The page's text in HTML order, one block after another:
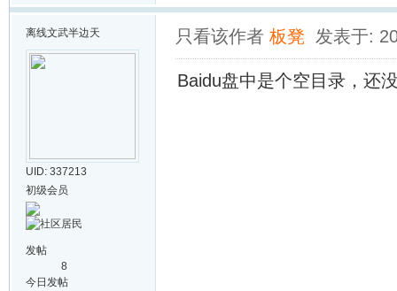
离线文武半边天
UID: 337213
初级会员
发帖
8
今日发帖
只看该作者 板凳 发表于:
Baidu盘中是个空目录，还